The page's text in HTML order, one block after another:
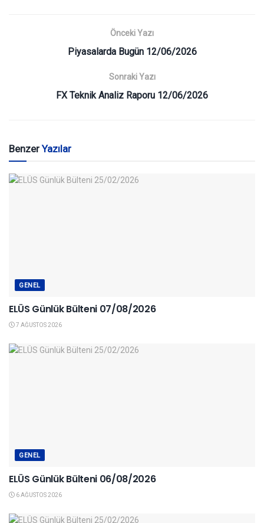
Önceki Yazı
Piyasalarda Bugün 12/06/2026
Sonraki Yazı
FX Teknik Analiz Raporu 12/06/2026
BenzerYazılar
GENEL
ELÜS Günlük Bülteni 07/08/2026
7 AĞUSTOS 2026
GENEL
ELÜS Günlük Bülteni 06/08/2026
6 AĞUSTOS 2026